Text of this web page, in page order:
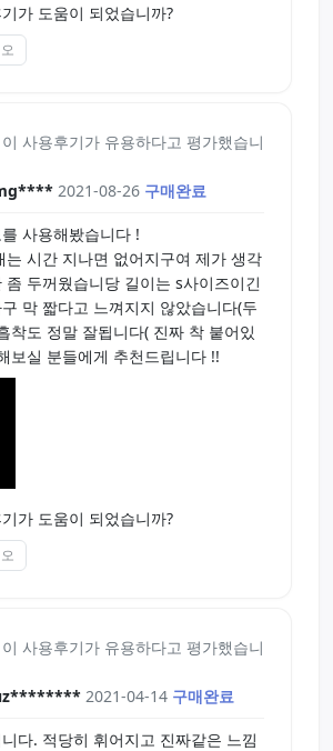
가 도움이 되었습니까?
사용후기가 유용하다고 평가했습니
2021-08-26 구매완료
사용해봤습니다 !
는 시간 지나면 없어지구여 제가 생각
좀 두꺼웠습니당 길이는 s사이즈이긴
막 짧다고 느껴지지 않았습니다(두
착도 정말 잘됩니다( 진짜 착 붙어있
보실 분들에게 추천드립니다 !!
가 도움이 되었습니까?
사용후기가 유용하다고 평가했습니
2021-04-14 구매완료
다. 적당히 휘어지고 진짜같은 느낌